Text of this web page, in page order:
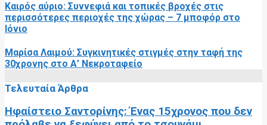
Καιρός αύριο: Συννεφιά και τοπικές βροχές στις
περισσότερες περιοχές της χώρας – 7 μποφόρ στο
Ιόνιο
Μαρίσα Λαιμού: Συγκινητικές στιγμές στην ταφή της
30χρονης στο Α’ Νεκροταφείο
Τελευταία Άρθρα
Ηφαίστειο Σαντορίνης: Ένας 15χρονος που δεν